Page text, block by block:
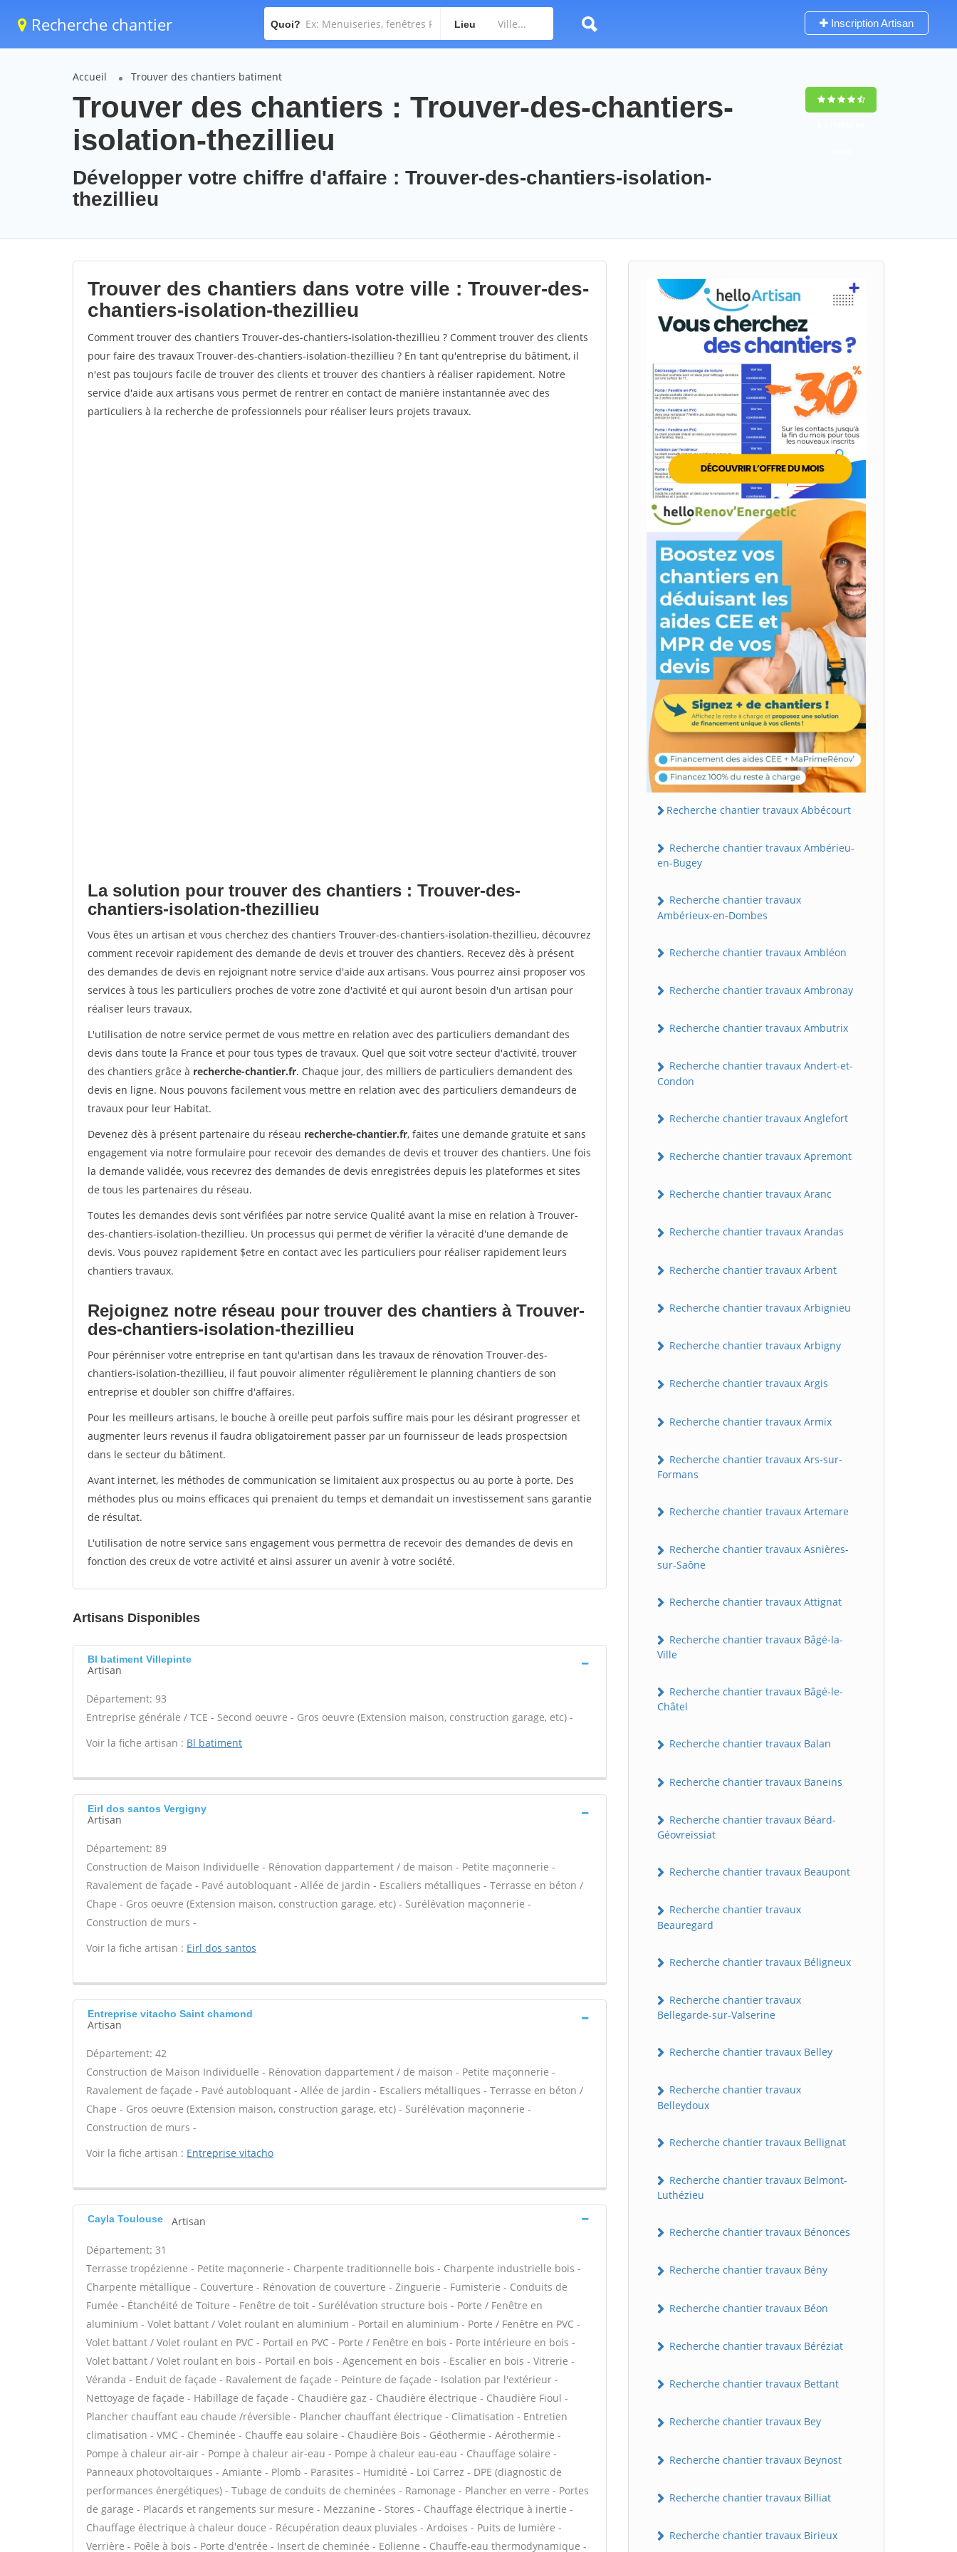
Recherche chantier Quoi? Lieu Inscription Artisan
Accueil Trouver des chantiers batiment
Trouver des chantiers : Trouver-des-chantiers-
isolation-thezillieu
Développer votre chiffre d'affaire : Trouver-des-chantiers-isolation-
thezillieu
Trouver des chantiers dans votre ville : Trouver-des-
chantiers-isolation-thezillieu
Comment trouver des chantiers Trouver-des-chantiers-isolation-thezillieu ? Comment trouver des clients
pour faire des travaux Trouver-des-chantiers-isolation-thezillieu ? En tant qu'entreprise du bâtiment, il
n'est pas toujours facile de trouver des clients et trouver des chantiers à réaliser rapidement. Notre
service d'aide aux artisans vous permet de rentrer en contact de manière instantannée avec des
particuliers à la recherche de professionnels pour réaliser leurs projets travaux.
La solution pour trouver des chantiers : Trouver-des-
chantiers-isolation-thezillieu
Vous êtes un artisan et vous cherchez des chantiers Trouver-des-chantiers-isolation-thezillieu, découvrez
comment recevoir rapidement des demande de devis et trouver des chantiers. Recevez dès à présent
des demandes de devis en rejoignant notre service d'aide aux artisans. Vous pourrez ainsi proposer vos
services à tous les particuliers proches de votre zone d'activité et qui auront besoin d'un artisan pour
réaliser leurs travaux.
L'utilisation de notre service permet de vous mettre en relation avec des particuliers demandant des
devis dans toute la France et pour tous types de travaux. Quel que soit votre secteur d'activité, trouver
des chantiers grâce à recherche-chantier.fr. Chaque jour, des milliers de particuliers demandent des
devis en ligne. Nous pouvons facilement vous mettre en relation avec des particuliers demandeurs de
travaux pour leur Habitat.
Devenez dès à présent partenaire du réseau recherche-chantier.fr, faites une demande gratuite et sans
engagement via notre formulaire pour recevoir des demandes de devis et trouver des chantiers. Une fois
la demande validée, vous recevrez des demandes de devis enregistrées depuis les plateformes et sites
de tous les partenaires du réseau.
Toutes les demandes devis sont vérifiées par notre service Qualité avant la mise en relation à Trouver-
des-chantiers-isolation-thezillieu. Un processus qui permet de vérifier la véracité d'une demande de
devis. Vous pouvez rapidement $etre en contact avec les particuliers pour réaliser rapidement leurs
chantiers travaux.
Rejoignez notre réseau pour trouver des chantiers à Trouver-
des-chantiers-isolation-thezillieu
Pour pérénniser votre entreprise en tant qu'artisan dans les travaux de rénovation Trouver-des-
chantiers-isolation-thezillieu, il faut pouvoir alimenter régulièrement le planning chantiers de son
entreprise et doubler son chiffre d'affaires.
Pour les meilleurs artisans, le bouche à oreille peut parfois suffire mais pour les désirant progresser et
augmenter leurs revenus il faudra obligatoirement passer par un fournisseur de leads prospectsion
dans le secteur du bâtiment.
Avant internet, les méthodes de communication se limitaient aux prospectus ou au porte à porte. Des
méthodes plus ou moins efficaces qui prenaient du temps et demandait un investissement sans garantie
de résultat.
L'utilisation de notre service sans engagement vous permettra de recevoir des demandes de devis en
fonction des creux de votre activité et ainsi assurer un avenir à votre société.
Artisans Disponibles
Bl batiment Villepinte
Artisan
Département: 93
Entreprise générale / TCE - Second oeuvre - Gros oeuvre (Extension maison, construction garage, etc) -
Voir la fiche artisan : Bl batiment
Eirl dos santos Vergigny
Artisan
Département: 89
Construction de Maison Individuelle - Rénovation dappartement / de maison - Petite maçonnerie -
Ravalement de façade - Pavé autobloquant - Allée de jardin - Escaliers métalliques - Terrasse en béton /
Chape - Gros oeuvre (Extension maison, construction garage, etc) - Surélévation maçonnerie -
Construction de murs -
Voir la fiche artisan : Eirl dos santos
Entreprise vitacho Saint chamond
Artisan
Département: 42
Construction de Maison Individuelle - Rénovation dappartement / de maison - Petite maçonnerie -
Ravalement de façade - Pavé autobloquant - Allée de jardin - Escaliers métalliques - Terrasse en béton /
Chape - Gros oeuvre (Extension maison, construction garage, etc) - Surélévation maçonnerie -
Construction de murs -
Voir la fiche artisan : Entreprise vitacho
Cayla Toulouse Artisan
Département: 31
Terrasse tropézienne - Petite maçonnerie - Charpente traditionnelle bois - Charpente industrielle bois -
Charpente métallique - Couverture - Rénovation de couverture - Zinguerie - Fumisterie - Conduits de
Fumée - Étanchéité de Toiture - Fenêtre de toit - Surélévation structure bois - Porte / Fenêtre en
aluminium - Volet battant / Volet roulant en aluminium - Portail en aluminium - Porte / Fenêtre en PVC -
Volet battant / Volet roulant en PVC - Portail en PVC - Porte / Fenêtre en bois - Porte intérieure en bois -
Volet battant / Volet roulant en bois - Portail en bois - Agencement en bois - Escalier en bois - Vitrerie -
Véranda - Enduit de façade - Ravalement de façade - Peinture de façade - Isolation par l'extérieur -
Nettoyage de façade - Habillage de façade - Chaudière gaz - Chaudière électrique - Chaudière Fioul -
Plancher chauffant eau chaude /réversible - Plancher chauffant électrique - Climatisation - Entretien
climatisation - VMC - Cheminée - Chauffe eau solaire - Chaudière Bois - Géothermie - Aérothermie -
Pompe à chaleur air-air - Pompe à chaleur air-eau - Pompe à chaleur eau-eau - Chauffage solaire -
Panneaux photovoltaïques - Amiante - Plomb - Parasites - Humidité - Loi Carrez - DPE (diagnostic de
performances énergétiques) - Tubage de conduits de cheminées - Ramonage - Plancher en verre - Portes
de garage - Placards et rangements sur mesure - Mezzanine - Stores - Chauffage électrique à inertie -
Chauffage électrique à chaleur douce - Récupération deaux pluviales - Ardoises - Puits de lumière -
Verrière - Poêle à bois - Porte d'entrée - Insert de cheminée - Eolienne - Chauffe-eau thermodynamique -
Recherche chantier travaux Abbécourt
Recherche chantier travaux Ambérieu-
en-Bugey
Recherche chantier travaux
Ambérieux-en-Dombes
Recherche chantier travaux Ambléon
Recherche chantier travaux Ambronay
Recherche chantier travaux Ambutrix
Recherche chantier travaux Andert-et-
Condon
Recherche chantier travaux Anglefort
Recherche chantier travaux Apremont
Recherche chantier travaux Aranc
Recherche chantier travaux Arandas
Recherche chantier travaux Arbent
Recherche chantier travaux Arbignieu
Recherche chantier travaux Arbigny
Recherche chantier travaux Argis
Recherche chantier travaux Armix
Recherche chantier travaux Ars-sur-
Formans
Recherche chantier travaux Artemare
Recherche chantier travaux Asnières-
sur-Saône
Recherche chantier travaux Attignat
Recherche chantier travaux Bâgé-la-
Ville
Recherche chantier travaux Bâgé-le-
Châtel
Recherche chantier travaux Balan
Recherche chantier travaux Baneins
Recherche chantier travaux Béard-
Géovreissiat
Recherche chantier travaux Beaupont
Recherche chantier travaux
Beauregard
Recherche chantier travaux Béligneux
Recherche chantier travaux
Bellegarde-sur-Valserine
Recherche chantier travaux Belley
Recherche chantier travaux
Belleydoux
Recherche chantier travaux Bellignat
Recherche chantier travaux Belmont-
Luthézieu
Recherche chantier travaux Bénonces
Recherche chantier travaux Bény
Recherche chantier travaux Béon
Recherche chantier travaux Béréziat
Recherche chantier travaux Bettant
Recherche chantier travaux Bey
Recherche chantier travaux Beynost
Recherche chantier travaux Billiat
Recherche chantier travaux Birieux